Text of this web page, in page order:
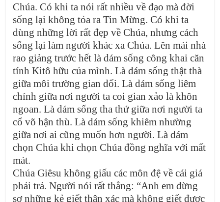
Chúa. Có khi ta nói rất nhiều về đạo mà đời
sống lại không tỏa ra Tin Mừng. Có khi ta
dùng những lời rất đẹp về Chúa, nhưng cách
sống lại làm người khác xa Chúa. Lên mái nhà
rao giảng trước hết là dám sống công khai căn
tính Kitô hữu của mình. Là dám sống thật thà
giữa môi trường gian dối. Là dám sống liêm
chính giữa nơi người ta coi gian xảo là khôn
ngoan. Là dám sống tha thứ giữa nơi người ta
cổ võ hận thù. Là dám sống khiêm nhường
giữa nơi ai cũng muốn hơn người. Là dám
chọn Chúa khi chọn Chúa đồng nghĩa với mất
mát.
Chúa Giêsu không giấu các môn đệ về cái giá
phải trả. Người nói rất thẳng: “Anh em đừng
sợ những kẻ giết thân xác mà không giết được